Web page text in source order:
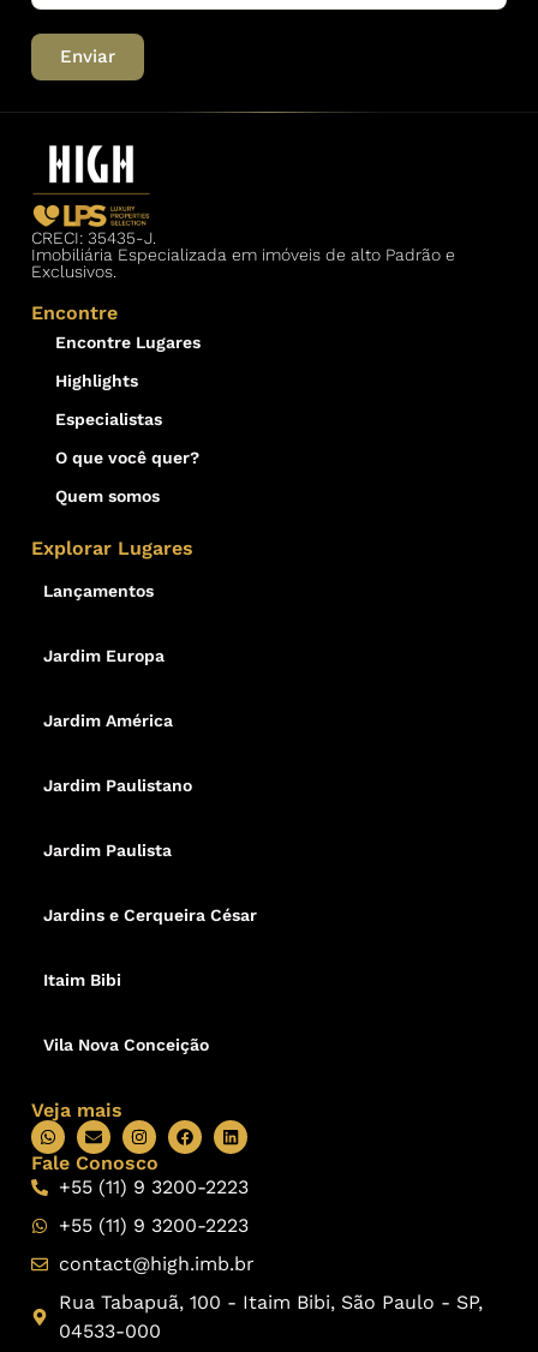
Enviar
CRECI: 35435-J.
Imobiliária Especializada em imóveis de alto Padrão e
Exclusivos.
Encontre
Encontre Lugares
Highlights
Especialistas
O que você quer?
Quem somos
Explorar Lugares
Lançamentos
Jardim Europa
Jardim América
Jardim Paulistano
Jardim Paulista
Jardins e Cerqueira César
Itaim Bibi
Vila Nova Conceição
Veja mais
Fale Conosco
+55 (11) 9 3200-2223
+55 (11) 9 3200-2223
contact@high.imb.br
Rua Tabapuã, 100 - Itaim Bibi, São Paulo - SP,
04533-000